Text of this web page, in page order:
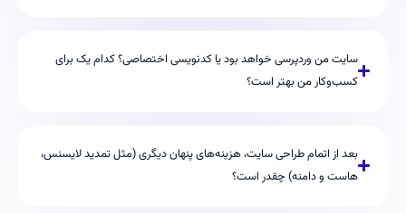
سایت من وردپرسی خواهد بود یا کدنویسی اختصاصی؟ کدام یک برای
کسب‌وکار من بهتر است؟
بعد از اتمام طراحی سایت، هزینه‌های پنهان دیگری (مثل تمدید لایسنس،
هاست و دامنه) چقدر است؟